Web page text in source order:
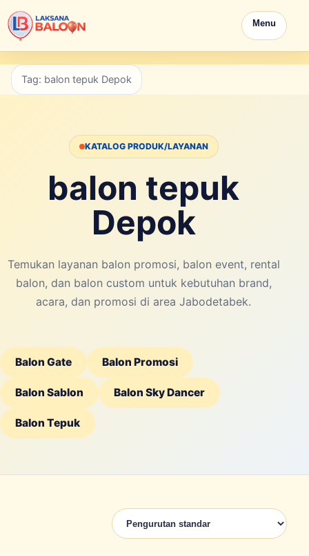
Menu
Tag: balon tepuk Depok
KATALOG PRODUK/LAYANAN
balon tepuk
Depok
Temukan layanan balon promosi, balon event, rental
balon, dan balon custom untuk kebutuhan brand,
acara, dan promosi di area Jabodetabek.
Balon Gate Balon Promosi
Balon Sablon Balon Sky Dancer
Balon Tepuk